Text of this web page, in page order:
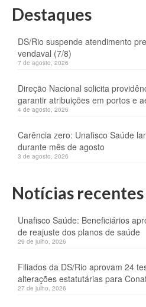
Destaques
DS/Rio suspende atendimento
vendaval (7/8)
7 de agosto, 2026
Direção Nacional solicita
garantir atribuições em portos e
4 de agosto, 2026
Carência zero: Unafisco Saúde
durante mês de agosto
3 de agosto, 2026
Notícias recentes
Unafisco Saúde: Beneficiários
de reajuste dos planos de saúde
29 de julho, 2026
Filiados da DS/Rio aprovam 24
alterações estatutárias para
27 de julho, 2026